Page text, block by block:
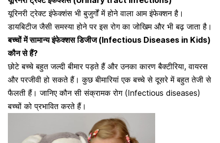
यूरिनरी ट्रेक्ट इंफेक्शंस भी बुजुर्गों में होने वाला आम इंफेक्शन है।
डायबिटीज जैसी समस्या होनेपर इस रोग का जोखिम और भी बढ़ जाता है।
बच्चों में सामान्य इंफेक्शस डिजीज (Infectious Diseases in Kids)
कौन से हैं?
छोटे बच्चे बहुत जल्दी बीमार पड़ते हैं और उनका कारण बैक्टीरिया, वायरस
और परजीवी हो सकते हैं। कुछ बीमारियां एक बच्चे से दूसरे में बहुत तेजी से
फैलती हैं। जानिए कौन सी संक्रामक रोग (Infectious diseases)
बच्चों को प्रभावित करते हैं।